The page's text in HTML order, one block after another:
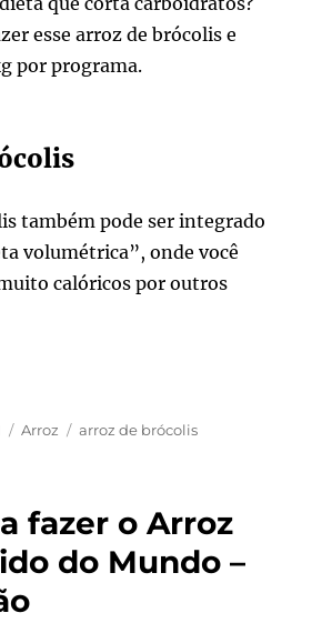
esse arroz de brócolis e
por programa.
também pode ser integrado
volumétrica”, onde você
calóricos por outros
Categorias
Arroz Tags
arroz de brócolis
fazer o Arroz
do Mundo –